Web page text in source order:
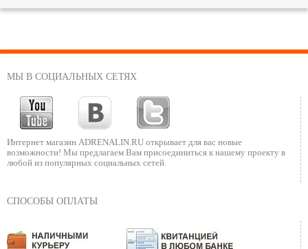
МЫ В СОЦИАЛЬНЫХ СЕТЯХ
Интернет магазин ADRENALIN.RU открывает для вас новые
возможности! Мы предлагаем Вам присоединиться к нашему проекту в
любой из популярных социальных сетей.
СПОСОБЫ ОПЛАТЫ